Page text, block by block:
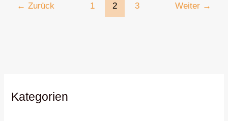
← Zurück 1 2 3 Weiter →
Kategorien